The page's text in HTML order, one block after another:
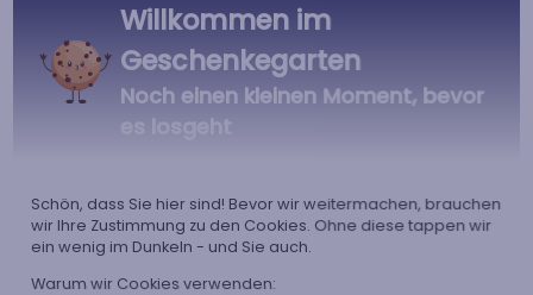
Zertifiziert
Dieses Geschenk ist
Willkommen im
Geschenkegarten
Noch einen kleinen Moment, bevor
es losgeht
Schön, dass Sie hier sind! Bevor wir weitermachen, brauchen
wir Ihre Zustimmung zu den Cookies. Ohne diese tappen wir
ein wenig im Dunkeln - und Sie auch.
Warum wir Cookies verwenden: